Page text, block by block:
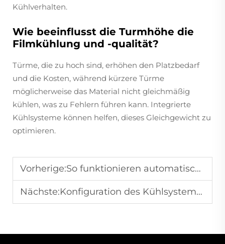
Kühlverhalten.
Wie beeinflusst die Turmhöhe die
Filmkühlung und -qualität?
Türme, die zu hoch sind, erhöhen den Platzbedarf
und die Kosten, während kürzere Türme
möglicherweise das Material nicht gleichmäßig
kühlen, was zu Fehlern führen kann. Integrierte
Kühlsysteme können helfen, dieses Gleichgewicht zu
optimieren.
Vorherige:So funktionieren automatische Dickenregelsysteme in Folienblasmaschinen
Nächste:Konfiguration des Kühlsystems in industriellen Folienblaslinien